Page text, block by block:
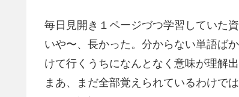
毎日見開き１ページづつ学習していた
いや〜、長かった。分からない単語ば
けて行くうちになんとなく意味が理解
まあ、まだ全部覚えられているわけで